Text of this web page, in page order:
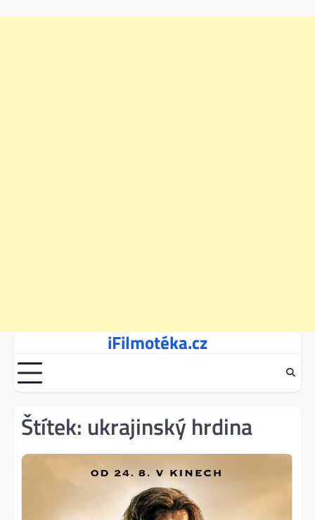
content
iFilmotéka.cz
Štítek: ukrajinský hrdina